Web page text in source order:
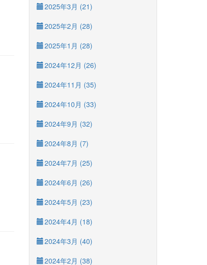
2025年3月 (21)
2025年2月 (28)
2025年1月 (28)
2024年12月 (26)
2024年11月 (35)
2024年10月 (33)
2024年9月 (32)
2024年8月 (7)
2024年7月 (25)
2024年6月 (26)
2024年5月 (23)
2024年4月 (18)
2024年3月 (40)
2024年2月 (38)